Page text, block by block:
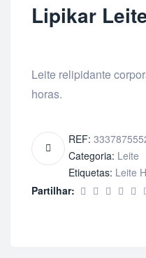
Lipikar
Leite relipidante
horas.
REF:
Categoria: Leite
Etiquetas: Leite
Partilhar: